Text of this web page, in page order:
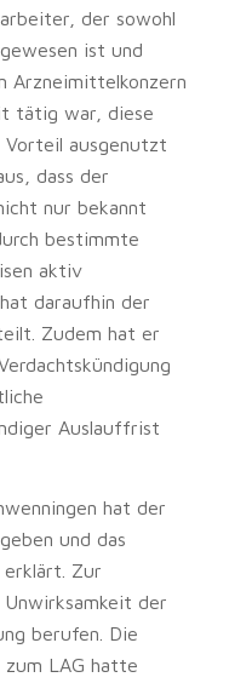
der sowohl
ist und
Arzneimittelkonzern
tätig war, diese
Vorteil ausgenutzt
dass der
nur bekannt
bestimmte
aktiv
daraufhin der
Zudem hat er
Auslauffrist
hat der
und das
erklärt. Zur
der
berufen. Die
LAG hatte